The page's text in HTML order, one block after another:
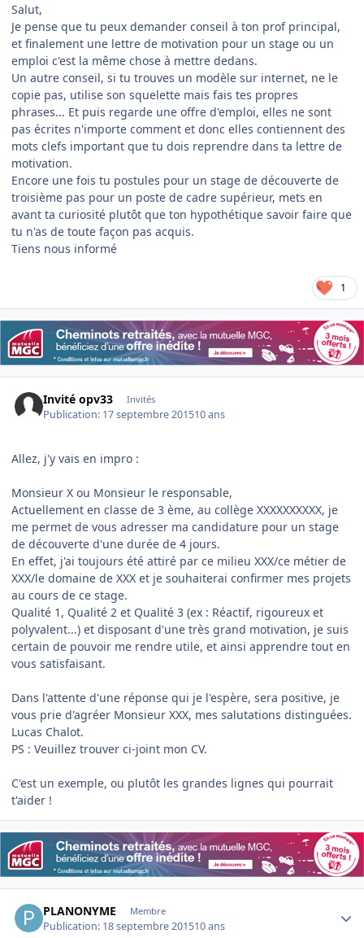
Salut,
Je pense que tu peux demander conseil à ton prof principal,
et finalement une lettre de motivation pour un stage ou un
emploi c'est la même chose à mettre dedans.
Un autre conseil, si tu trouves un modèle sur internet, ne le
copie pas, utilise son squelette mais fais tes propres
phrases... Et puis regarde une offre d'emploi, elles ne sont
pas écrites n'importe comment et donc elles contiennent des
mots clefs important que tu dois reprendre dans ta lettre de
motivation.
Encore une fois tu postules pour un stage de découverte de
troisième pas pour un poste de cadre supérieur, mets en
avant ta curiosité plutôt que ton hypothétique savoir faire que
tu n'as de toute façon pas acquis.
Tiens nous informé
1
Invité opv33 Invités
Publication: 17 septembre 201510 ans
Allez, j'y vais en impro :
Monsieur X ou Monsieur le responsable,
Actuellement en classe de 3 ème, au collège XXXXXXXXXX, je
me permet de vous adresser ma candidature pour un stage
de découverte d'une durée de 4 jours.
En effet, j'ai toujours été attiré par ce milieu XXX/ce métier de
XXX/le domaine de XXX et je souhaiterai confirmer mes projets
au cours de ce stage.
Qualité 1, Qualité 2 et Qualité 3 (ex : Réactif, rigoureux et
polyvalent...) et disposant d'une très grand motivation, je suis
certain de pouvoir me rendre utile, et ainsi apprendre tout en
vous satisfaisant.
Dans l'attente d'une réponse qui je l'espère, sera positive, je
vous prie d'agréer Monsieur XXX, mes salutations distinguées.
Lucas Chalot.
PS : Veuillez trouver ci-joint mon CV.
C'est un exemple, ou plutôt les grandes lignes qui pourrait
t'aider !
PLANONYME Membre
Publication: 18 septembre 201510 ans